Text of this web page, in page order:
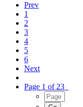
Prev
1
2
3
4
5
6
Next
Page 1 of 23